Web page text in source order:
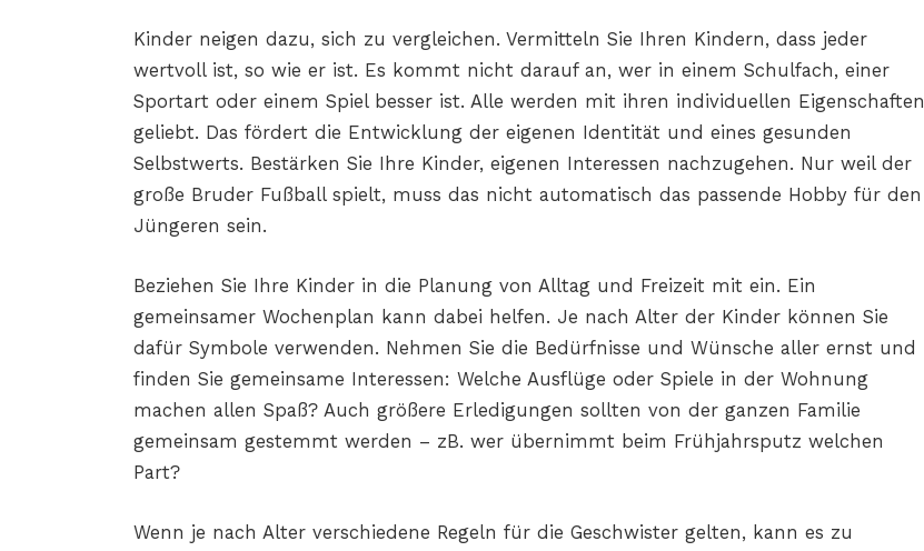
Kinder neigen dazu, sich zu vergleichen. Vermitteln Sie Ihren Kindern, dass jeder
wertvoll ist, so wie er ist. Es kommt nicht darauf an, wer in einem Schulfach, einer
Sportart oder einem Spiel besser ist. Alle werden mit ihren individuellen Eigenschaften
geliebt. Das fördert die Entwicklung der eigenen Identität und eines gesunden
Selbstwerts. Bestärken Sie Ihre Kinder, eigenen Interessen nachzugehen. Nur weil der
große Bruder Fußball spielt, muss das nicht automatisch das passende Hobby für den
Jüngeren sein.
Beziehen Sie Ihre Kinder in die Planung von Alltag und Freizeit mit ein. Ein
gemeinsamer Wochenplan kann dabei helfen. Je nach Alter der Kinder können Sie
dafür Symbole verwenden. Nehmen Sie die Bedürfnisse und Wünsche aller ernst und
finden Sie gemeinsame Interessen: Welche Ausflüge oder Spiele in der Wohnung
machen allen Spaß? Auch größere Erledigungen sollten von der ganzen Familie
gemeinsam gestemmt werden – zB. wer übernimmt beim Frühjahrsputz welchen
Part?
Wenn je nach Alter verschiedene Regeln für die Geschwister gelten, kann es zu